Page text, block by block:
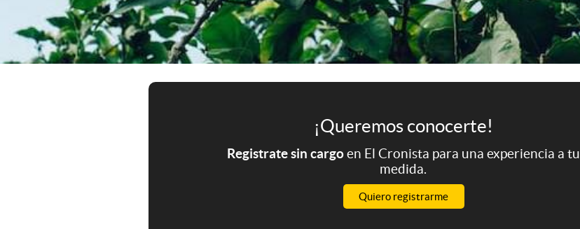
¡Queremos conocerte!
Registrate sin cargoen El Cronista para una experiencia a tu
medida.
Quiero registrarme